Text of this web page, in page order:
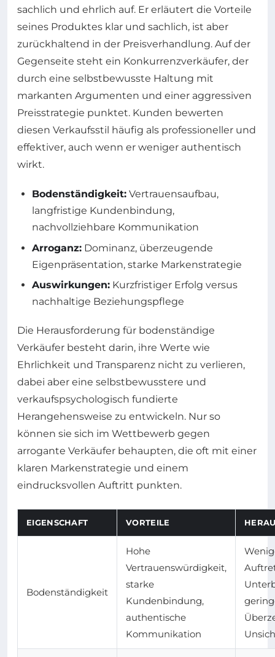
sachlich und ehrlich auf. Er erläutert die Vorteile
seines Produktes klar und sachlich, ist aber
zurückhaltend in der Preisverhandlung. Auf der
Gegenseite steht ein Konkurrenzverkäufer, der
durch eine selbstbewusste Haltung mit
markanten Argumenten und einer aggressiven
Preisstrategie punktet. Kunden bewerten
diesen Verkaufsstil häufig als professioneller und
effektiver, auch wenn er weniger authentisch
wirkt.
Bodenständigkeit: Vertrauensaufbau,
langfristige Kundenbindung,
nachvollziehbare Kommunikation
Arroganz: Dominanz, überzeugende
Eigenpräsentation, starke Markenstrategie
Auswirkungen: Kurzfristiger Erfolg versus
nachhaltige Beziehungspflege
Die Herausforderung für bodenständige
Verkäufer besteht darin, ihre Werte wie
Ehrlichkeit und Transparenz nicht zu verlieren,
dabei aber eine selbstbewusstere und
verkaufspsychologisch fundierte
Herangehensweise zu entwickeln. Nur so
können sie sich im Wettbewerb gegen
arrogante Verkäufer behaupten, die oft mit einer
klaren Markenstrategie und einem
eindrucksvollen Auftritt punkten.
EIGENSCHAFT VORTEILE
Bodenständigkeit
Hohe
Vertrauenswürdigkeit,
starke
Kundenbindung,
authentische
Kommunikation